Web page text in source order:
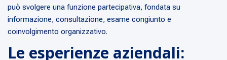
può svolgere una funzione partecipativa, fondata su
informazione, consultazione, esame congiunto e
coinvolgimento organizzativo.
Le esperienze aziendali: